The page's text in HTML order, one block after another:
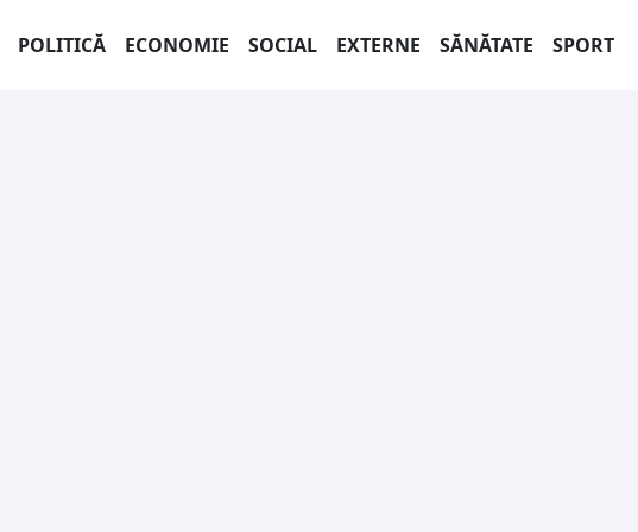
POLITICĂ ECONOMIE SOCIAL EXTERNE SĂNĂTATE SPORT